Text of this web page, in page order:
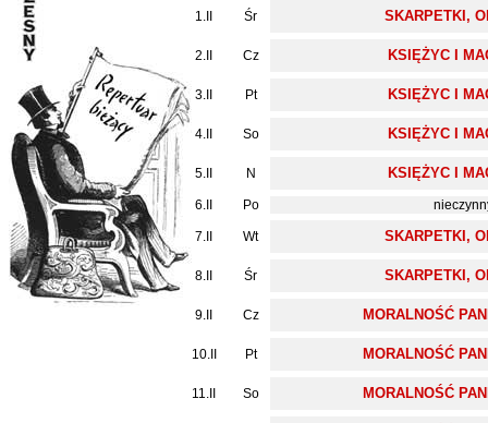
1.II Śr SKARPETKI,
2.II Cz KSIĘŻYC I
3.II Pt KSIĘŻYC I
4.II So KSIĘŻYC I
5.II N KSIĘŻYC I
6.II Po
7.II Wt SKARPETKI,
8.II Śr SKARPETKI,
9.II Cz MORALNOŚĆ
10.II Pt MORALNOŚĆ
11.II So MORALNOŚĆ